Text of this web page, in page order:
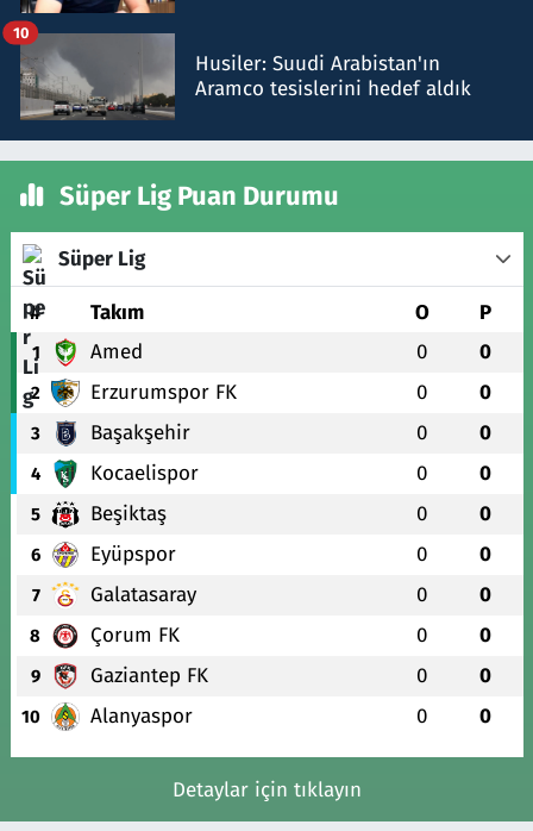
Husiler: Suudi Arabistan'ın
Aramco tesislerini hedef aldık
10
Süper Lig Puan Durumu
Süper Lig
# Takım O P
1 Amed 0 0
2 Erzurumspor FK 0 0
3 Başakşehir 0 0
4 Kocaelispor 0 0
5 Beşiktaş 0 0
6 Eyüpspor 0 0
7 Galatasaray 0 0
8 Çorum FK 0 0
9 Gaziantep FK 0 0
10 Alanyaspor 0 0
Detaylar için tıklayın